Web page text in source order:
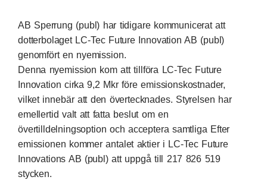
AB Sperrung (publ) har tidigare kommunicerat att
dotterbolaget LC-Tec Future Innovation AB (publ)
genomfört en nyemission.
Denna nyemission kom att tillföra LC-Tec Future
Innovation cirka 9,2 Mkr före emissionskostnader,
vilket innebär att den övertecknades. Styrelsen har
emellertid valt att fatta beslut om en
övertilldelningsoption och acceptera samtliga Efter
emissionen kommer antalet aktier i LC-Tec Future
Innovations AB (publ) att uppgå till 217 826 519
stycken.